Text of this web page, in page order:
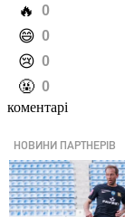
️🔥 0
️😄 0
️😢 0
️🤬 0
коментарі